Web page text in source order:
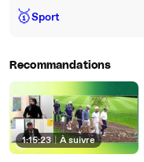
🥇Sport
Recommandations
1:15:23 | À suivre